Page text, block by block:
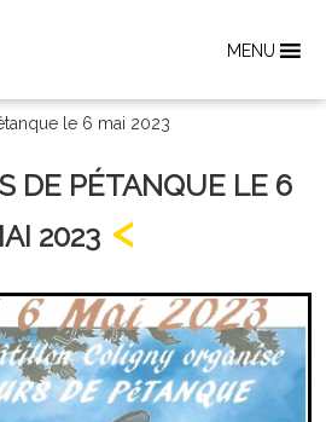
MENU
le 6 mai 2023
DE PÉTANQUE LE 6
2023